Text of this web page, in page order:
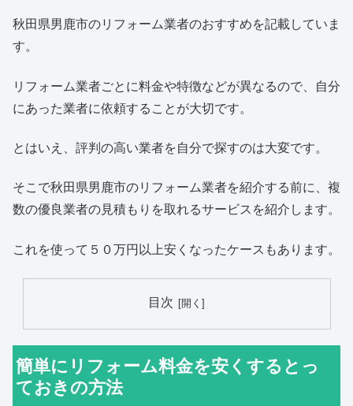
秋田県男鹿市のリフォーム業者のおすすめを記載していま
す。
リフォーム業者ごとに料金や特徴などが異なるので、自分
にあった業者に依頼することが大切です。
とはいえ、評判の高い業者を自分で探すのは大変です。
そこで秋田県男鹿市のリフォーム業者を紹介する前に、複
数の優良業者の見積もりを取れるサービスを紹介します。
これを使って５０万円以上安くなったケースもあります。
目次
簡単にリフォーム料金を安くするとっ
ておきの方法